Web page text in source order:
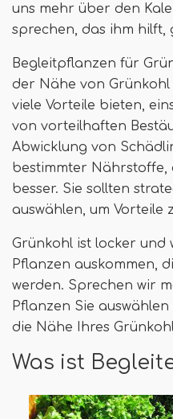
uns mehr über den
sprechen, das ihm hilft,
Begleitpflanzen für
der Nähe von Grünkohl
viele Vorteile bieten,
von vorteilhaften
Abwicklung von
bestimmter Nährstoffe,
besser. Sie sollten
auswählen, um Vorteile
Grünkohl ist locker und
Pflanzen auskommen,
werden. Sprechen wir
Pflanzen Sie
die Nähe Ihres
Was ist